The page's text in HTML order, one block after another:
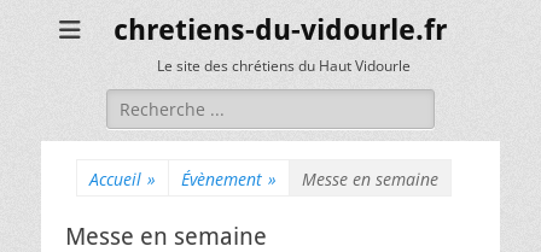
chretiens-du-vidourle.fr
Le site des chrétiens du Haut Vidourle
Rechercher :
Accueil » Évènement » Messe en semaine
Messe en semaine